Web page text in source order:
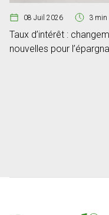
08 Juil 2026 3 min
Taux d’intérêt :
nouvelles pour